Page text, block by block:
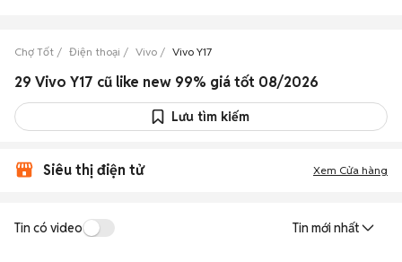
Chợ Tốt Điện thoại Vivo Vivo Y17
29 Vivo Y17 cũ like new 99% giá tốt 08/2026
Lưu tìm kiếm
Siêu thị điện tử Xem Cửa hàng
Tin có video Tin mới nhất